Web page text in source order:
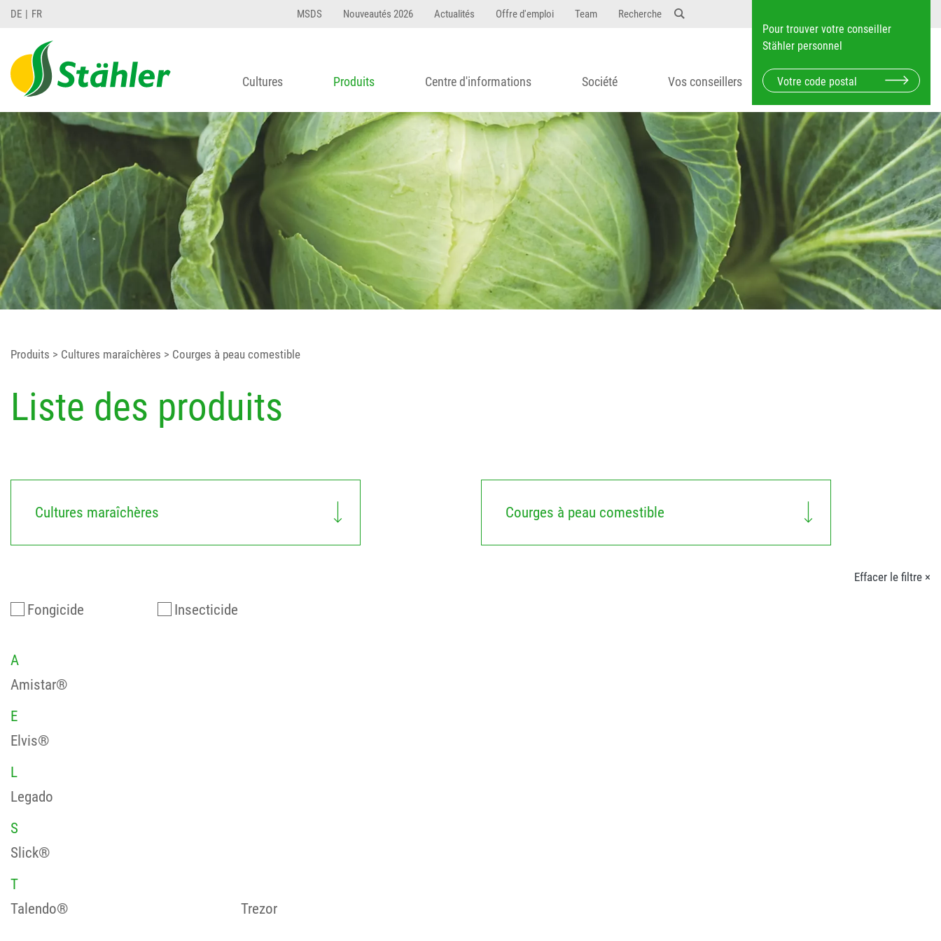
DE FR MSDS Nouveautés 2026 Actualités Offre d'emploi Team Recherche
Pour trouver votre conseiller
Stähler personnel
Cultures Produits Centre d'informations Société Vos conseillers
Produits > Cultures maraîchères > Courges à peau comestible
Liste des produits
Cultures maraîchères Courges à peau comestible
Effacer le filtre ×
Fongicide Insecticide
A
Amistar®
E
Elvis®
L
Legado
S
Slick®
T
Talendo®
Trezor